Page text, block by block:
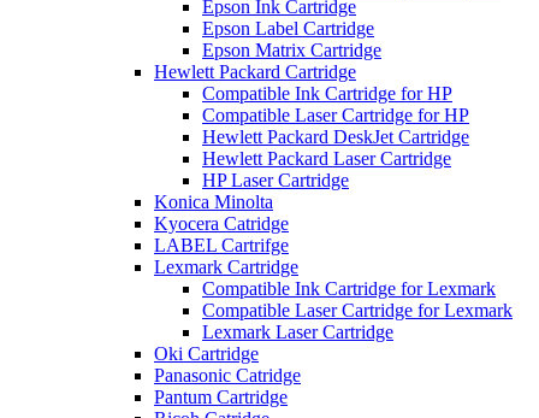
Epson Ink Cartridge
Epson Label Cartridge
Epson Matrix Cartridge
Hewlett Packard Cartridge
Compatible Ink Cartridge for HP
Compatible Laser Cartridge for HP
Hewlett Packard DeskJet Cartridge
Hewlett Packard Laser Cartridge
HP Laser Cartridge
Konica Minolta
Kyocera Catridge
LABEL Cartrifge
Lexmark Cartridge
Compatible Ink Cartridge for Lexmark
Compatible Laser Cartridge for Lexmark
Lexmark Laser Cartridge
Oki Cartridge
Panasonic Catridge
Pantum Cartridge